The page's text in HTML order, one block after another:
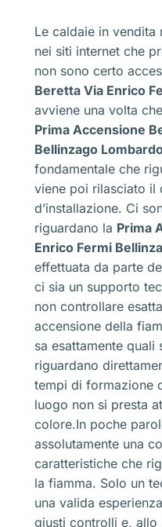
Le caldaie in
nei siti internet che
non sono certo
Beretta Via Enrico
avviene una volta
Prima Accensione
Bellinzago
fondamentale che
viene poi rilasciato il
d’installazione. Ci
riguardano la Prima
Enrico Fermi
effettuata da parte
ci sia un supporto
non controllare
accensione della
sa esattamente
riguardano
tempi di formazione
luogo non si presta
colore.In poche
assolutamente una
caratteristiche che
la fiamma. Solo un
una valida
giusti controlli e, allo